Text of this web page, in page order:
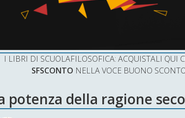
I LIBRI DI SCUOLAFILOSOFICA: ACQUISTALI
SFSCONTO NELLA VOCE BUONO
potenza della ragione